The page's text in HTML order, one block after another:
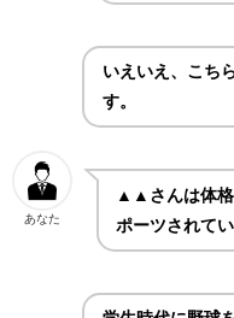
いえいえ、こち
す。
あなた
▲▲さんは体格
ポーツされて